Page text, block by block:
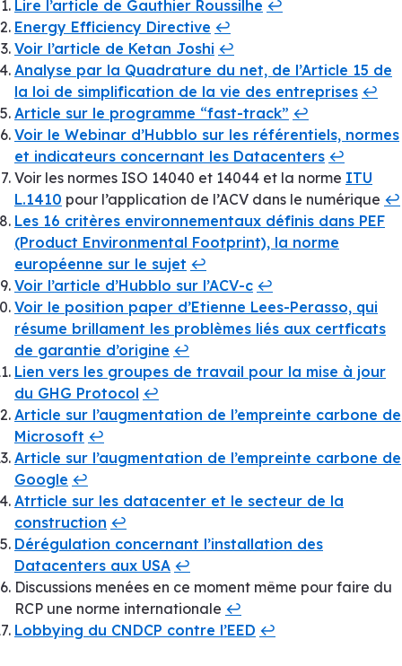
Lire l’article de Gauthier Roussilhe ↩︎
Energy Efficiency Directive ↩︎
Voir l’article de Ketan Joshi ↩︎
Analyse par la Quadrature du net, de l’Article 15 de
la loi de simplification de la vie des entreprises ↩︎
Article sur le programme “fast-track” ↩︎
Voir le Webinar d’Hubblo sur les référentiels, normes
et indicateurs concernant les Datacenters ↩︎
Voir les normes ISO 14040 et 14044 et la norme ITU
L.1410 pour l’application de l’ACV dans le numérique ↩︎
Les 16 critères environnementaux définis dans PEF
(Product Environmental Footprint), la norme
européenne sur le sujet ↩︎
Voir l’article d’Hubblo sur l’ACV-c ↩︎
Voir le position paper d’Etienne Lees-Perasso, qui
résume brillament les problèmes liés aux certficats
de garantie d’origine ↩︎
Lien vers les groupes de travail pour la mise à jour
du GHG Protocol ↩︎
Article sur l’augmentation de l’empreinte carbone de
Microsoft ↩︎
Article sur l’augmentation de l’empreinte carbone de
Google ↩︎
Atrticle sur les datacenter et le secteur de la
construction ↩︎
Dérégulation concernant l’installation des
Datacenters aux USA ↩︎
Discussions menées en ce moment même pour faire du
RCP une norme internationale ↩︎
Lobbying du CNDCP contre l’EED ↩︎